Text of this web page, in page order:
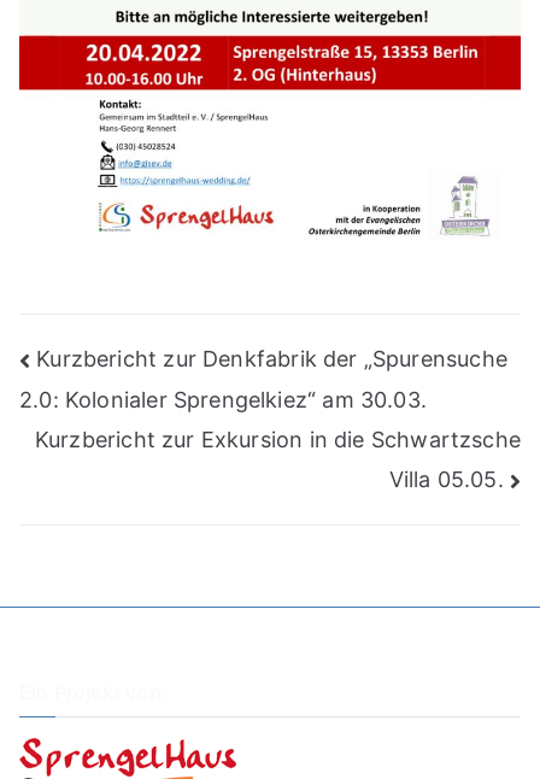
Beitragsnavigation
Kurzbericht zur Denkfabrik der „Spurensuche
2.0: Kolonialer Sprengelkiez“ am 30.03.
Kurzbericht zur Exkursion in die Schwartzsche
Villa 05.05.